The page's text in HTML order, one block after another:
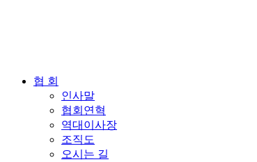
협 회
인사말
협회연혁
역대이사장
조직도
오시는 길